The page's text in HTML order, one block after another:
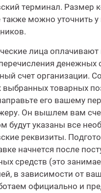
терминал. Размер
также можно уточнить
лица оплачивают
денежных
счет организации.
выбранных товарных
его вашему
Он вышлем вам
будут указаны все
реквизиты.
начнется после
средств (это
в зависимости от
официально и